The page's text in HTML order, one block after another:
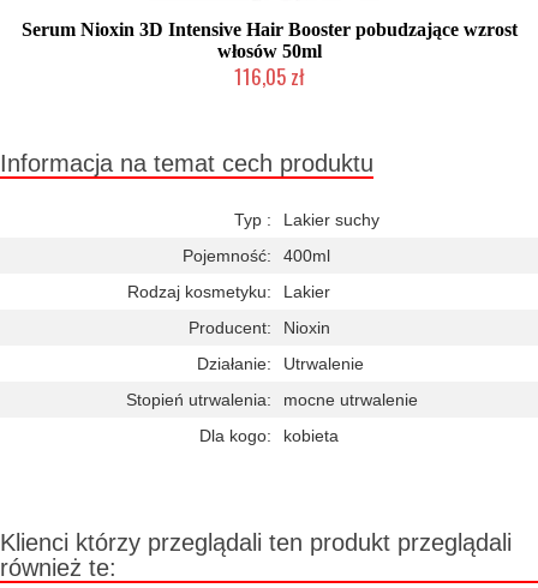
Serum Nioxin 3D Intensive Hair Booster pobudzające wzrost
włosów 50ml
116,05 zł
Informacja na temat cech produktu
Typ :
Lakier suchy
Pojemność:
400ml
Rodzaj kosmetyku:
Lakier
Producent:
Nioxin
Działanie:
Utrwalenie
Stopień utrwalenia:
mocne utrwalenie
Dla kogo:
kobieta
Klienci którzy przeglądali ten produkt przeglądali
również te: